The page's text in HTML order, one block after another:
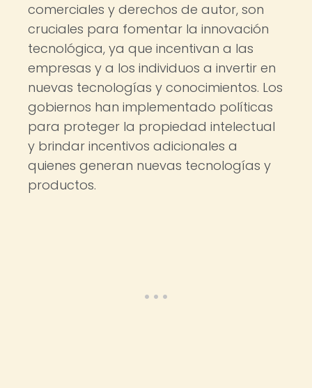
comerciales y derechos de autor, son
cruciales para fomentar la innovación
tecnológica, ya que incentivan a las
empresas y a los individuos a invertir en
nuevas tecnologías y conocimientos. Los
gobiernos han implementado políticas
para proteger la propiedad intelectual
y brindar incentivos adicionales a
quienes generan nuevas tecnologías y
productos.